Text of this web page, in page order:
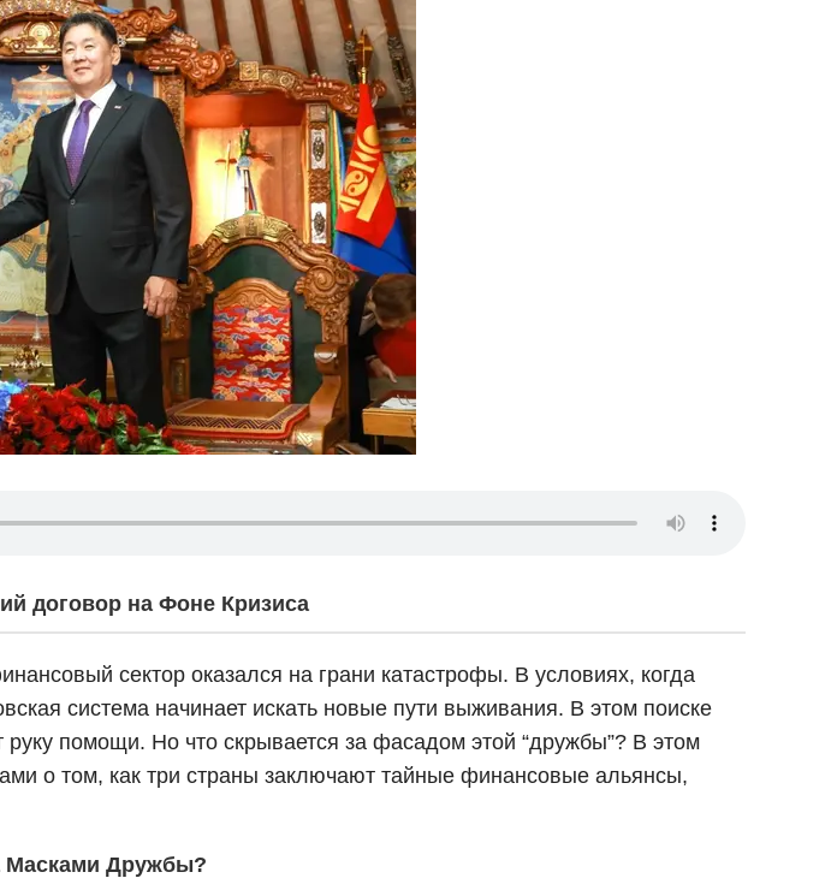
договор на Фоне Кризиса
сектор оказался на грани катастрофы. В условиях, когда
система начинает искать новые пути выживания. В этом поиске
помощи. Но что скрывается за фасадом этой “дружбы”? В этом
о том, как три страны заключают тайные финансовые альянсы,
Масками Дружбы?